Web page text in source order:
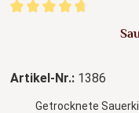
Durchschnittliche
Artikel-Nr.: 1386
Getrocknete